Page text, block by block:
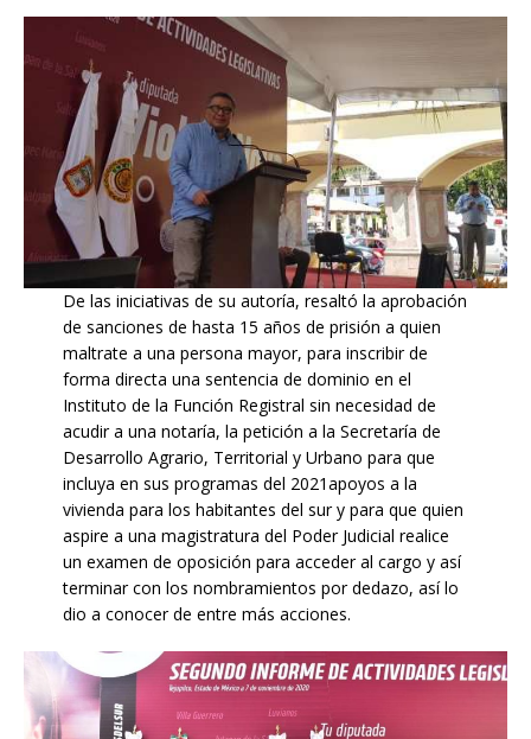
De las iniciativas de su autoría, resaltó la aprobación
de sanciones de hasta 15 años de prisión a quien
maltrate a una persona mayor, para inscribir de
forma directa una sentencia de dominio en el
Instituto de la Función Registral sin necesidad de
acudir a una notaría, la petición a la Secretaría de
Desarrollo Agrario, Territorial y Urbano para que
incluya en sus programas del 2021apoyos a la
vivienda para los habitantes del sur y para que quien
aspire a una magistratura del Poder Judicial realice
un examen de oposición para acceder al cargo y así
terminar con los nombramientos por dedazo, así lo
dio a conocer de entre más acciones.